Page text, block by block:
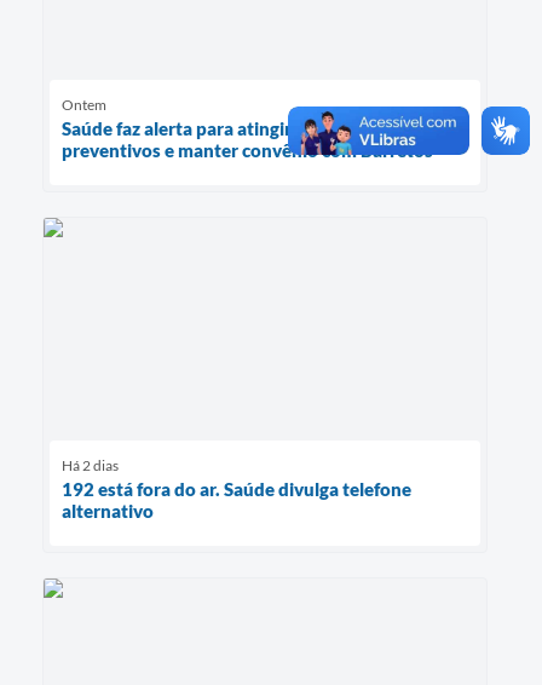
Ontem
Saúde faz alerta para atingir meta de exames
preventivos e manter convênio com Barretos
Há 2 dias
192 está fora do ar. Saúde divulga telefone
alternativo